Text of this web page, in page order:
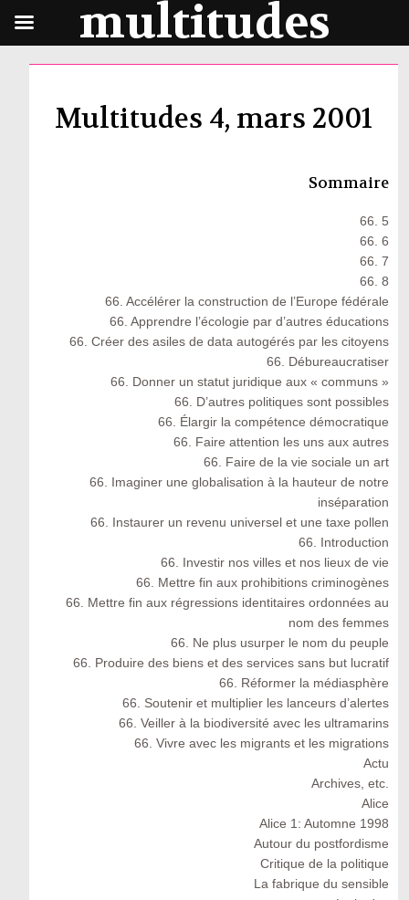
Multitudes 4, mars 2001
Sommaire
66. 5
66. 6
66. 7
66. 8
66. Accélérer la construction de l’Europe fédérale
66. Apprendre l’écologie par d’autres éducations
66. Créer des asiles de data autogérés par les citoyens
66. Débureaucratiser
66. Donner un statut juridique aux « communs »
66. D’autres politiques sont possibles
66. Élargir la compétence démocratique
66. Faire attention les uns aux autres
66. Faire de la vie sociale un art
66. Imaginer une globalisation à la hauteur de notre
inséparation
66. Instaurer un revenu universel et une taxe pollen
66. Introduction
66. Investir nos villes et nos lieux de vie
66. Mettre fin aux prohibitions criminogènes
66. Mettre fin aux régressions identitaires ordonnées au
nom des femmes
66. Ne plus usurper le nom du peuple
66. Produire des biens et des services sans but lucratif
66. Réformer la médiasphère
66. Soutenir et multiplier les lanceurs d’alertes
66. Veiller à la biodiversité avec les ultramarins
66. Vivre avec les migrants et les migrations
Actu
Archives, etc.
Alice
Alice 1: Automne 1998
Autour du postfordisme
Critique de la politique
La fabrique du sensible
multitudes